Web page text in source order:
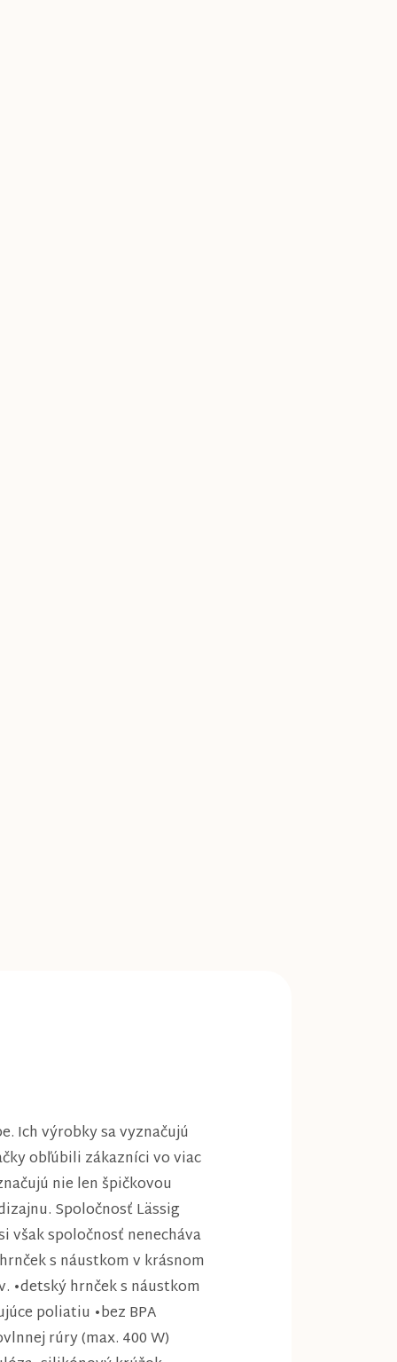
Ich výrobky sa vyznačujú
obľúbili zákazníci vo viac
nie len špičkovou
Spoločnosť Lässig
však spoločnosť nenecháva
s náustkom v krásnom
•detský hrnček s náustkom
poliatiu •bez BPA
rúry (max. 400 W)